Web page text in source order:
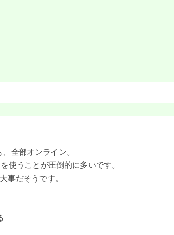
全部オンライン。
使うことが圧倒的に多いです。
事だそうです。